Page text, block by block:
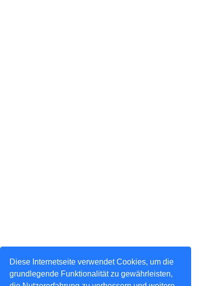
Diese Internetseite verwendet Cookies, um die
grundlegende Funktionalität zu gewährleisten,